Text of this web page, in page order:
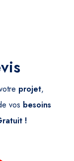
projet,
vos besoins
!